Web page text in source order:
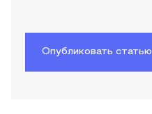
Опубликовать статью